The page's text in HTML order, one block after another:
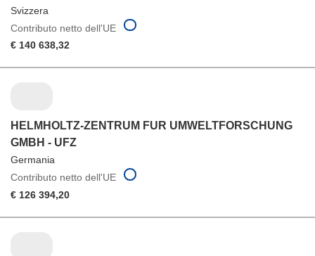
Svizzera
Contributo netto dell'UE
€ 140 638,32
HELMHOLTZ-ZENTRUM FUR UMWELTFORSCHUNG
GMBH - UFZ
Germania
Contributo netto dell'UE
€ 126 394,20